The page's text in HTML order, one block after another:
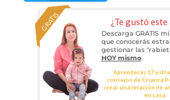
¿Te gustó
GRATIS
Descarga GRATIS
que conocerás
gestionar las
HOY mismo.
Aprenderás 17
consejos de Crianza
crear una relación de
en casa.